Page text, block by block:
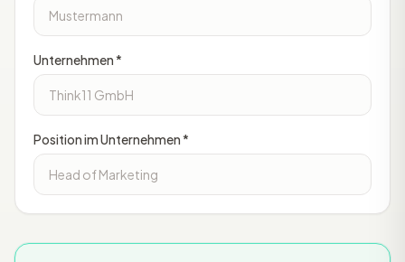
Unternehmen *
Position im Unternehmen *